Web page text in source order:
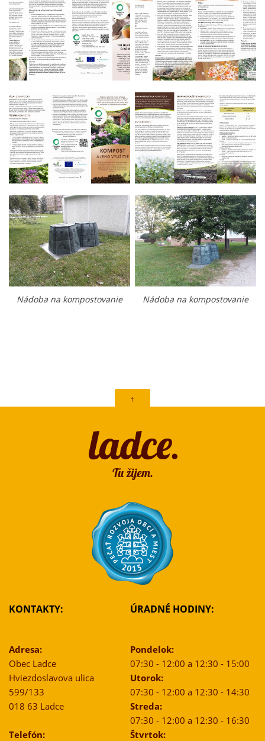
Nádoba na kompostovanie Nádoba na kompostovanie
↑
KONTAKTY:
Adresa:
Obec Ladce
Hviezdoslavova ulica
599/133
018 63 Ladce
Telefón:
ÚRADNÉ HODINY:
Pondelok:
07:30 - 12:00 a 12:30 - 15:00
Utorok:
07:30 - 12:00 a 12:30 - 14:30
Streda:
07:30 - 12:00 a 12:30 - 16:30
Štvrtok: